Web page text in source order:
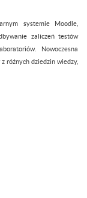
systemie Moodle,
zaliczeń testów
Nowoczesna
różnych dziedzin wiedzy,